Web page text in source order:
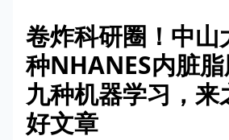
卷炸科研圈！中山
种NHANES内脏脂
九种机器学习，来
好文章